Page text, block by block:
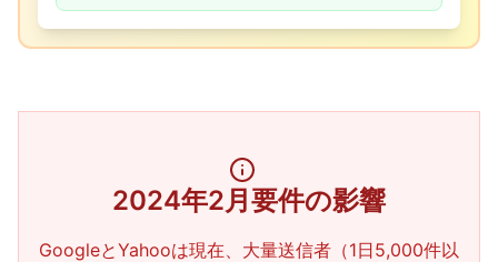
2024年2月要件の影響
GoogleとYahooは現在、大量送信者（1日5,000件以